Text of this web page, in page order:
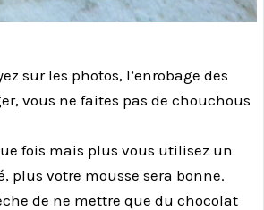
sur les photos, l’enrobage des
vous ne faites pas de chouchous
fois mais plus vous utilisez un
plus votre mousse sera bonne.
de ne mettre que du chocolat